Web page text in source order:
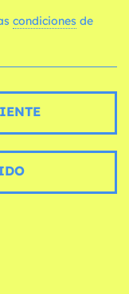
condiciones